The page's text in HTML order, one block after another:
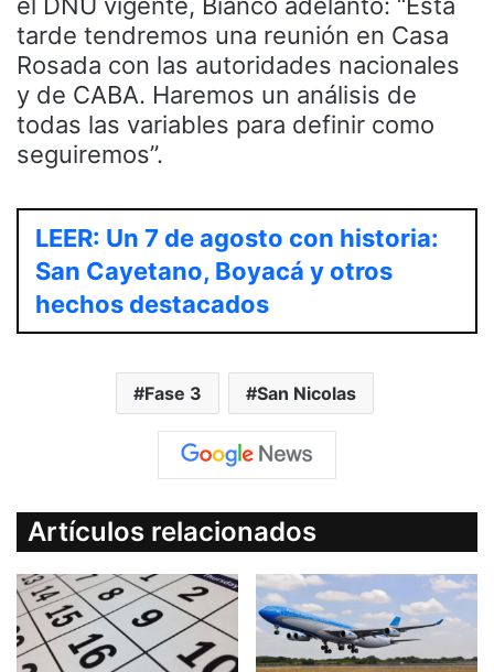
tarde tendremos una reunión en Casa
Rosada con las autoridades nacionales
y de CABA. Haremos un análisis de
todas las variables para definir como
seguiremos”.
LEER: Un 7 de agosto con historia:
San Cayetano, Boyacá y otros
hechos destacados
Fase 3 San Nicolas
Artículos relacionados